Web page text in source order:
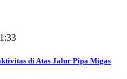
di Atas Jalur Pipa Migas